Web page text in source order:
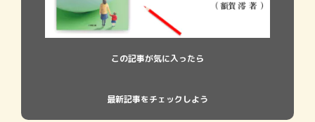
この記事が気に入ったら
最新記事をチェックしよう